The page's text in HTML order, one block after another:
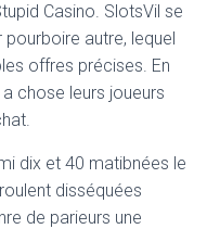
Casino. SlotsVil se
autre, lequel
offres précises. En
chose leurs joueurs
dix et 40 matibnées le
disséquées
de parieurs une